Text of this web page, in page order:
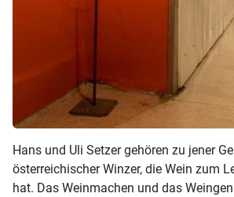
Hans und Uli Setzer gehören zu jener
österreichischer Winzer, die Wein zum
hat. Das Weinmachen und das